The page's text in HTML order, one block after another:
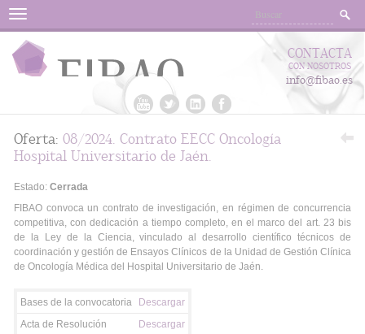
Menu
CONTACTA
CON NOSOTROS
info@fibao.es
Oferta: 08/2024. Contrato EECC Oncología
Hospital Universitario de Jaén.
Estado: Cerrada
FIBAO convoca un contrato de investigación, en régimen de concurrencia
competitiva, con dedicación a tiempo completo, en el marco del art. 23 bis
de la Ley de la Ciencia, vinculado al desarrollo científico técnicos de
coordinación y gestión de Ensayos Clínicos de la Unidad de Gestión Clínica
de Oncología Médica del Hospital Universitario de Jaén.
Bases de la convocatoria
Descargar
Acta de Resolución
Descargar